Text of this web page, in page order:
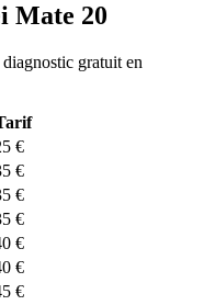
Mate 20
gratuit en
€
€
€
€
€
€
€